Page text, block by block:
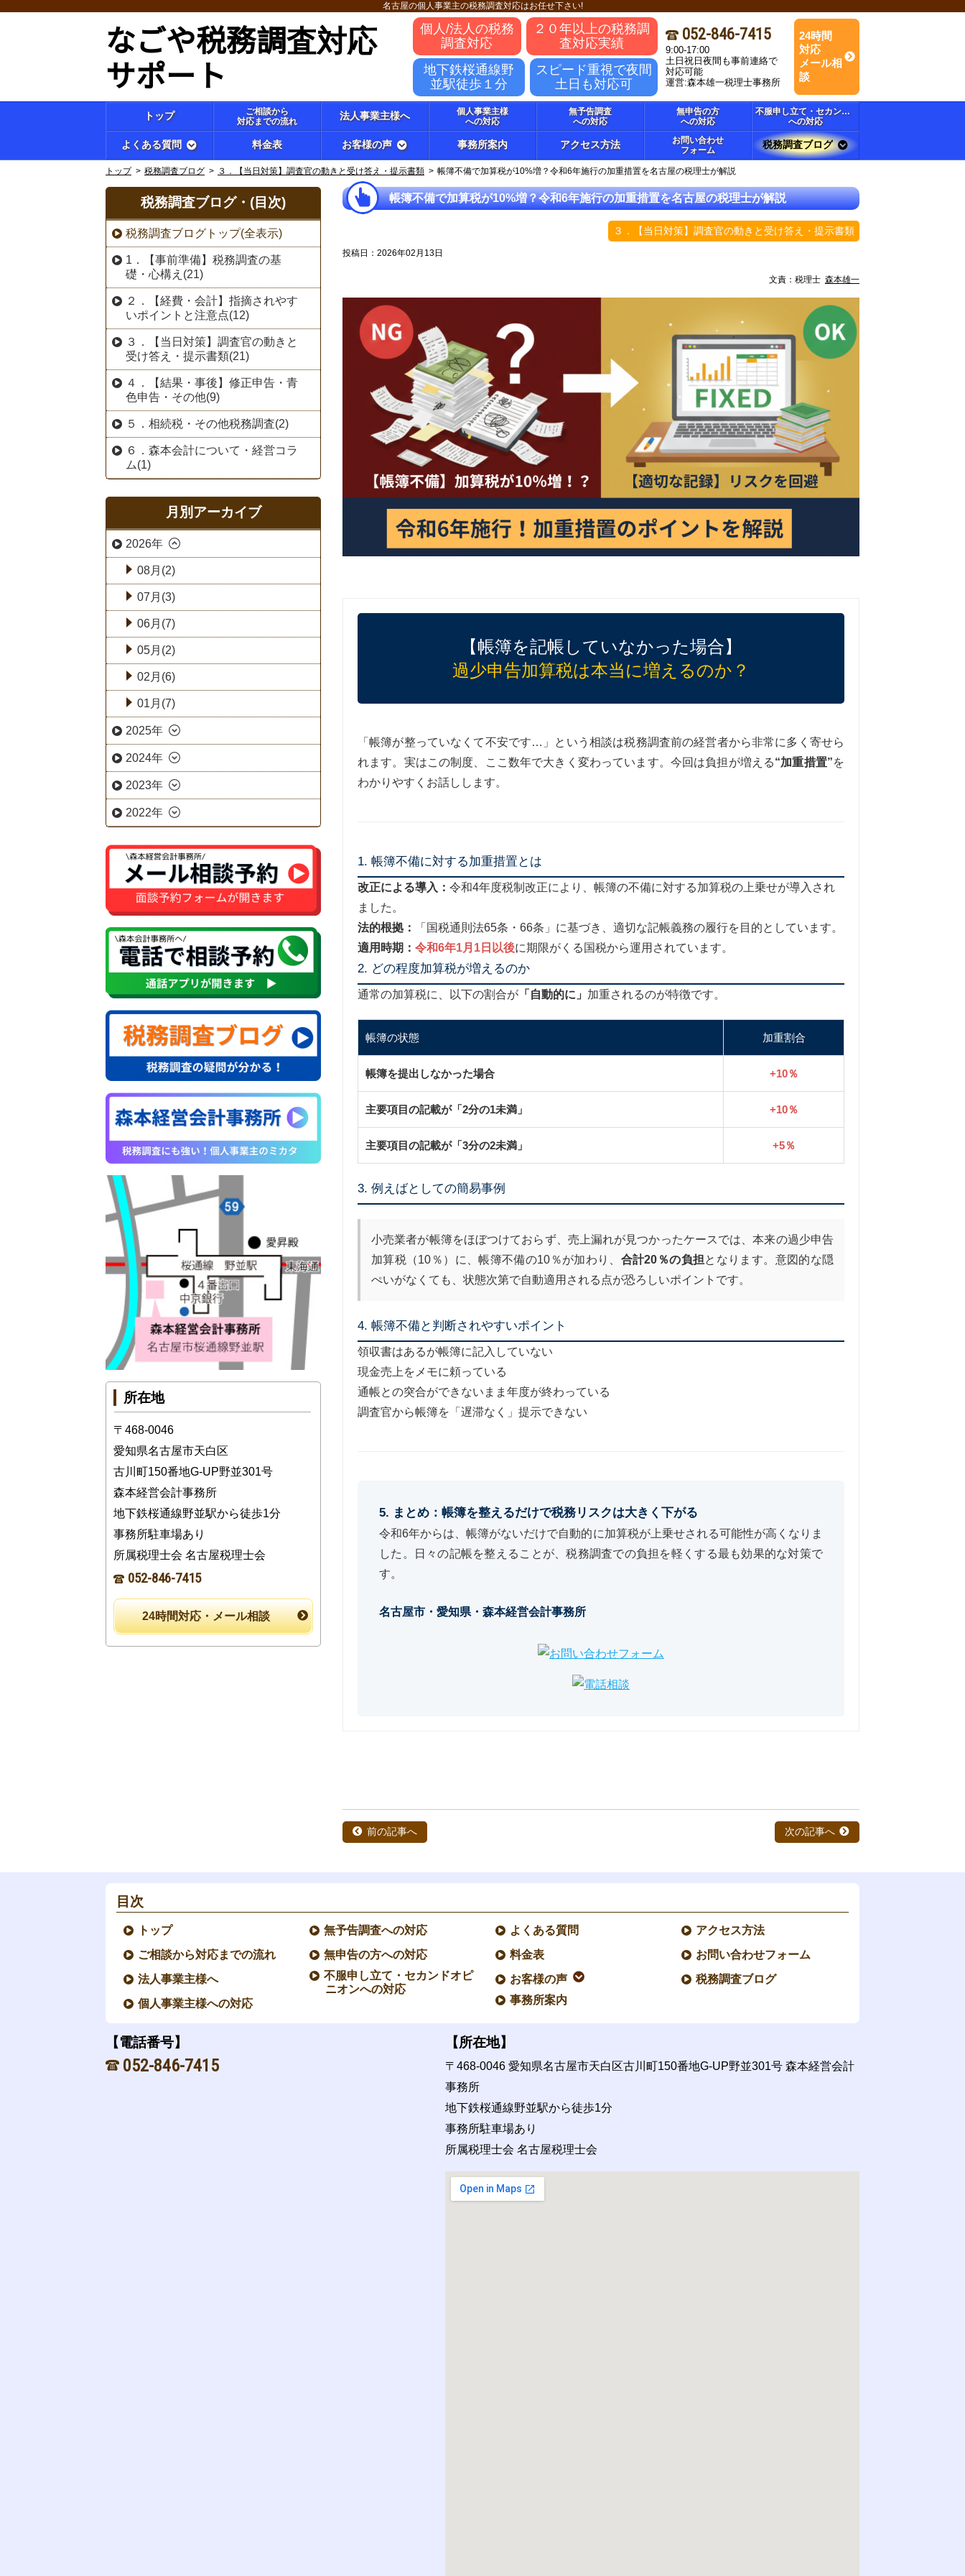
名古屋の個人事業主の税務調査対応はお任せ下さい!
なごや税務調査対応
サポート
個人/法人の税務
調査対応
２０年以上の税務調
査対応実績
地下鉄桜通線野
並駅徒歩１分
スピード重視で夜間
土日も対応可
052-846-7415
9:00-17:00
土日祝日夜間も事前連絡で
対応可能
運営:森本雄一税理士事務所
24時間
対応
メール相
談
トップ
ご相談から
対応までの流れ
法人事業主様へ
個人事業主様
への対応
無予告調査
への対応
無申告の方
への対応
不服申し立て・セカンドオピニオン
への対応
よくある質問 料金表 お客様の声 事務所案内 アクセス方法
お問い合わせ
フォーム
税務調査ブログ
トップ 税務調査ブログ ３．【当日対策】調査官の動きと受け答え・提示書類 帳簿不備で加算税が10%増？令和6年施行の加重措置を名古屋の税理士が解説
帳簿不備で加算税が10%増？令和6年施行の加重措置を名古屋の税理士が解説
３．【当日対策】調査官の動きと受け答え・提示書類
投稿日：2026年02月13日
文責： 税理士 森本雄一
【帳簿を記帳していなかった場合】
過少申告加算税は本当に増えるのか？
「帳簿が整っていなくて不安です…」という相談は税務調査前の経営者から非常に多く寄せら
れます。実はこの制度、ここ数年で大きく変わっています。今回は負担が増える“加重措置”を
わかりやすくお話しします。
1. 帳簿不備に対する加重措置とは
改正による導入： 令和4年度税制改正により、帳簿の不備に対する加算税の上乗せが導入され
ました。
法的根拠：
「国税通則法65条・66条」に基づき、適切な記帳義務の履行を目的としています。
適用時期： 令和6年1月1日以後に期限がくる国税から運用されています。
2. どの程度加算税が増えるのか
通常の加算税に、以下の割合が 「自動的に」 加重されるのが特徴です。
帳簿の状態 加重割合
帳簿を提出しなかった場合 +10％
主要項目の記載が「2分の1未満」 +10％
主要項目の記載が「3分の2未満」 +5％
3. 例えばとしての簡易事例
小売業者が帳簿をほぼつけておらず、売上漏れが見つかったケースでは、本来の過少申告
加算税（10％）に、帳簿不備の10％が加わり、 合計20％の負担となります。意図的な隠
ぺいがなくても、状態次第で自動適用される点が恐ろしいポイントです。
4. 帳簿不備と判断されやすいポイント
領収書はあるが帳簿に記入していない
現金売上をメモに頼っている
通帳との突合ができないまま年度が終わっている
調査官から帳簿を「遅滞なく」提示できない
5. まとめ：帳簿を整えるだけで税務リスクは大きく下がる
令和6年からは、帳簿がないだけで自動的に加算税が上乗せされる可能性が高くなりま
した。日々の記帳を整えることが、税務調査での負担を軽くする最も効果的な対策で
す。
名古屋市・愛知県・森本経営会計事務所
次の記事へ
前の記事へ
税務調査ブログ・(目次)
税務調査ブログトップ(全表示)
1．【事前準備】税務調査の基
礎・心構え(21)
２．【経費・会計】指摘されやす
いポイントと注意点(12)
３．【当日対策】調査官の動きと
受け答え・提示書類(21)
４．【結果・事後】修正申告・青
色申告・その他(9)
５．相続税・その他税務調査(2)
６．森本会計について・経営コラ
ム(1)
月別アーカイブ
2026年
08月(2)
07月(3)
06月(7)
05月(2)
02月(6)
01月(7)
2025年
2024年
2023年
2022年
所在地
〒468-0046
愛知県名古屋市天白区
古川町150番地G-UP野並301号
森本経営会計事務所
地下鉄桜通線野並駅から徒歩1分
事務所駐車場あり
所属税理士会 名古屋税理士会
052-846-7415
24時間対応・メール相談
目次
トップ
ご相談から対応までの流れ
法人事業主様へ
個人事業主様への対応
無予告調査への対応
無申告の方への対応
不服申し立て・セカンドオピ
ニオンへの対応
よくある質問
料金表
お客様の声
事務所案内
アクセス方法
お問い合わせフォーム
税務調査ブログ
【電話番号】
052-846-7415
【所在地】
〒468-0046愛知県名古屋市天白区古川町150番地G-UP野並301号 森本経営会計
事務所
地下鉄桜通線野並駅から徒歩1分
事務所駐車場あり
所属税理士会 名古屋税理士会